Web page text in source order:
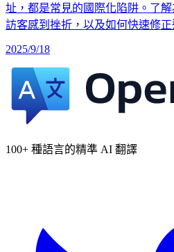
址，都是常見的國際化陷阱。了
訪客感到挫折，以及如何快速修正
2025/9/18
100+ 種語言的精準 AI 翻譯